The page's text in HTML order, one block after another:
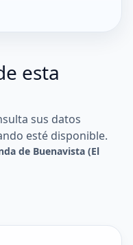
esta
sus datos
esté disponible.
de Buenavista (El